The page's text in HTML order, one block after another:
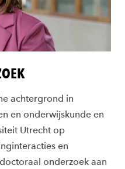
achtergrond in
en onderwijskunde en
Utrecht op
en
onderzoek aan